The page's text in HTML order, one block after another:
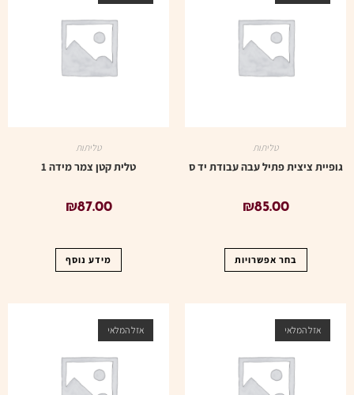
טליתות
גופיית ציצית פתיל עבה עבודת יד ס
₪85.00
בחר אפשרויות
טליתות
טלית קטן צמר מידה 1
₪87.00
מידע נוסף
אזל המלאי אזל המלאי